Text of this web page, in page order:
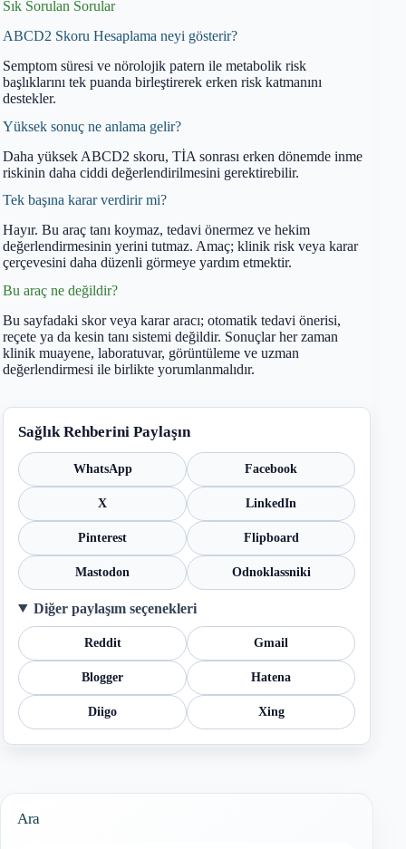
Sık Sorulan Sorular
ABCD2 Skoru Hesaplama neyi gösterir?
Semptom süresi ve nörolojik patern ile metabolik risk
başlıklarını tek puanda birleştirerek erken risk katmanını
destekler.
Yüksek sonuç ne anlama gelir?
Daha yüksek ABCD2 skoru, TİA sonrası erken dönemde inme
riskinin daha ciddi değerlendirilmesini gerektirebilir.
Tek başına karar verdirir mi?
Hayır. Bu araç tanı koymaz, tedavi önermez ve hekim
değerlendirmesinin yerini tutmaz. Amaç; klinik risk veya karar
çerçevesini daha düzenli görmeye yardım etmektir.
Bu araç ne değildir?
Bu sayfadaki skor veya karar aracı; otomatik tedavi önerisi,
reçete ya da kesin tanı sistemi değildir. Sonuçlar her zaman
klinik muayene, laboratuvar, görüntüleme ve uzman
değerlendirmesi ile birlikte yorumlanmalıdır.
Sağlık Rehberini Paylaşın
WhatsApp Facebook
X LinkedIn
Pinterest Flipboard
Mastodon Odnoklassniki
Diğer paylaşım seçenekleri
Reddit Gmail
Blogger Hatena
Diigo Xing
Ara